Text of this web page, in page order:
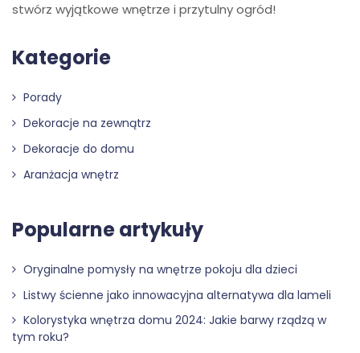
stwórz wyjątkowe wnętrze i przytulny ogród!
Kategorie
Porady
Dekoracje na zewnątrz
Dekoracje do domu
Aranżacja wnętrz
Popularne artykuły
Oryginalne pomysły na wnętrze pokoju dla dzieci
Listwy ścienne jako innowacyjna alternatywa dla lameli
Kolorystyka wnętrza domu 2024: Jakie barwy rządzą w
tym roku?